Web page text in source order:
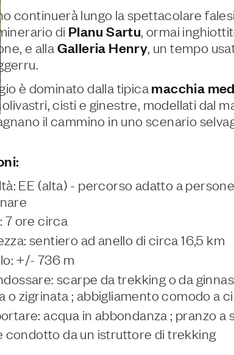
continuerà lungo la spettacolare
di Planu Sartu , ormai
e alla Galleria Henry , un tempo
è dominato dalla tipica macchia
cisti e ginestre, modellati dal
il cammino in uno scenario
EE (alta) - percorso adatto a
7 ore circa
sentiero ad anello di circa 16,5 km
+/- 736 m
scarpe da trekking o da
o zigrinata ; abbigliamento comodo a
acqua in abbondanza ; pranzo a
condotto da un istruttore di trekking